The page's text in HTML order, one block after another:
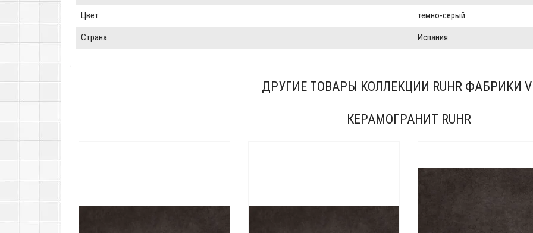
Цвет темно-серый
Страна Испания
ДРУГИЕ ТОВАРЫ КОЛЛЕКЦИИ RUHR ФАБРИКИ
КЕРАМОГРАНИТ RUHR